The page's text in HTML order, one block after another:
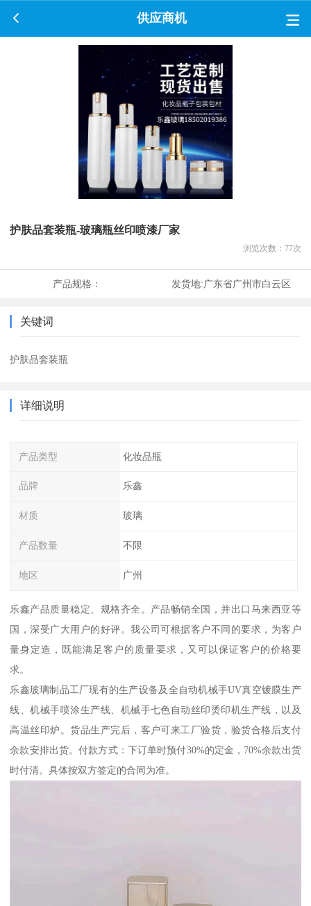
供应商机
护肤品套装瓶-玻璃瓶丝印喷漆厂家
浏览次数： 77次
产品规格： 发货地:广东省广州市白云区
关键词
护肤品套装瓶
详细说明
产品类型 化妆品瓶
品牌 乐鑫
材质 玻璃
产品数量 不限
地区 广州
乐鑫产品质量稳定、规格齐全。产品畅销全国，并出口马来西亚等
国，深受广大用户的好评。我公司可根据客户不同的要求，为客户
量身定造，既能满足客户的质量要求，又可以保证客户的价格要
求。
乐鑫玻璃制品工厂现有的生产设备及全自动机械手UV真空镀膜生产
线、机械手喷涂生产线、机械手七色自动丝印烫印机生产线，以及
高温丝印炉。货品生产完后，客户可来工厂验货，验货合格后支付
余款安排出货。付款方式：下订单时预付30%的定金，70%余款出货
时付清。具体按双方签定的合同为准。